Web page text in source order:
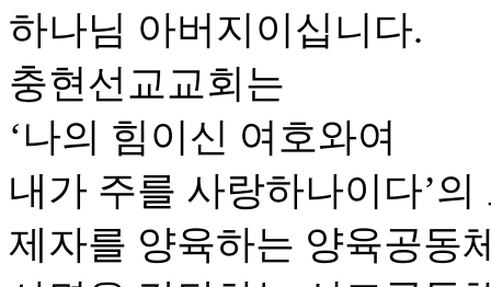
하나님 아버지이십니다.
충현선교교회는
‘나의 힘이신 여호와여
내가 주를 사랑하나이다’의
제자를 양육하는 양육공동